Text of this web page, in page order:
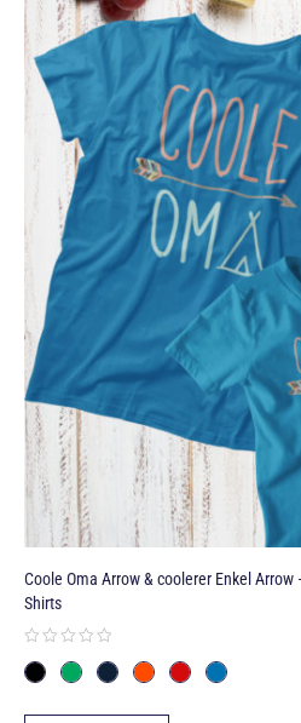
Coole Oma Arrow & coolerer Enkel Arrow
Shirts